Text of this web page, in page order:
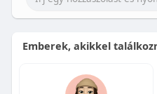
Emberek, akikkel